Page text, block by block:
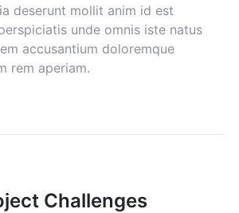
deserunt mollit anim id est
unde omnis iste natus
accusantium doloremque
rem aperiam.
Challenges